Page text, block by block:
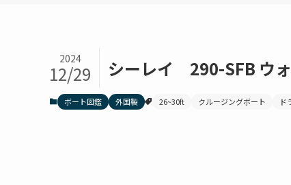
シーレイ 290-SFB ウ
2024
12/29
ボート図鑑 外国製 26~30ft クルージングボート ド